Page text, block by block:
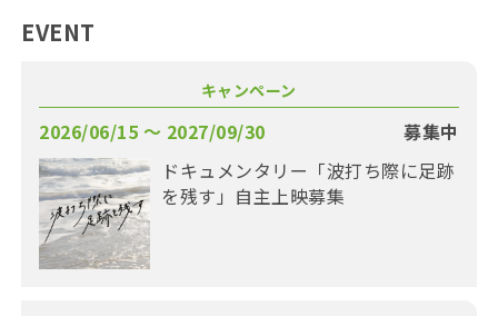
EVENT
キャンペーン
2026/06/15 〜 2027/09/30
募集中
ドキュメンタリー「波打ち際に足跡
を残す」自主上映募集